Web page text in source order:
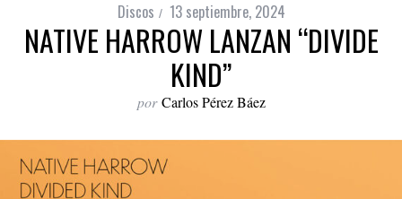
Discos 13 septiembre, 2024
NATIVE HARROW LANZAN “DIVIDE
KIND”
por Carlos Pérez Báez